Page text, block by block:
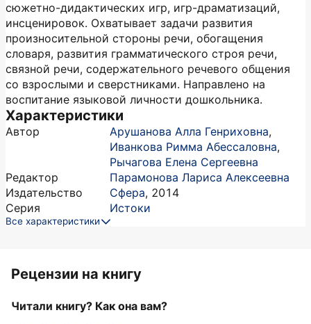
сюжетно-дидактических игр, игр-драматизаций,
инсценировок. Охватывает задачи развития
произносительной стороны речи, обогащения
словаря, развития грамматического строя речи,
связной речи, содержательного речевого общения
со взрослыми и сверстниками. Направлено на
воспитание языковой личности дошкольника.
Характеристики
Автор Арушанова Алла Генриховна,
Иванкова Римма Абессаловна,
Рычагова Елена Сергеевна
Редактор
Парамонова Лариса Алексеевна
Издательство
Сфера, 2014
Серия
Истоки
Все характеристики
Рецензии на книгу
Читали книгу? Как она вам?